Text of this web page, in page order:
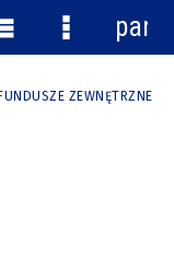
ZEWNĘTRZNE
Menu
panel